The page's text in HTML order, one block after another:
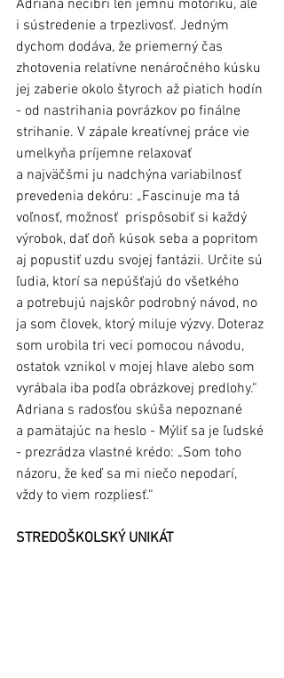
Adriana necibrí len jemnú motoriku, ale
i sústredenie a trpezlivosť. Jedným
dychom dodáva, že priemerný čas
zhotovenia relatívne nenáročného kúsku
jej zaberie okolo štyroch až piatich hodín
- od nastrihania povrázkov po finálne
strihanie. V zápale kreatívnej práce vie
umelkyňa príjemne relaxovať
a najväčšmi ju nadchýna variabilnosť
prevedenia dekóru: „Fascinuje ma tá
voľnosť, možnosť  prispôsobiť si každý
výrobok, dať doň kúsok seba a popritom
aj popustiť uzdu svojej fantázii. Určite sú
ľudia, ktorí sa nepúšťajú do všetkého
a potrebujú najskôr podrobný návod, no
ja som človek, ktorý miluje výzvy. Doteraz
som urobila tri veci pomocou návodu,
ostatok vznikol v mojej hlave alebo som
vyrábala iba podľa obrázkovej predlohy.“
Adriana s radosťou skúša nepoznané
a pamätajúc na heslo - Mýliť sa je ľudské
- prezrádza vlastné krédo: „Som toho
názoru, že keď sa mi niečo nepodarí,
vždy to viem rozpliesť.“
STREDOŠKOLSKÝ UNIKÁT